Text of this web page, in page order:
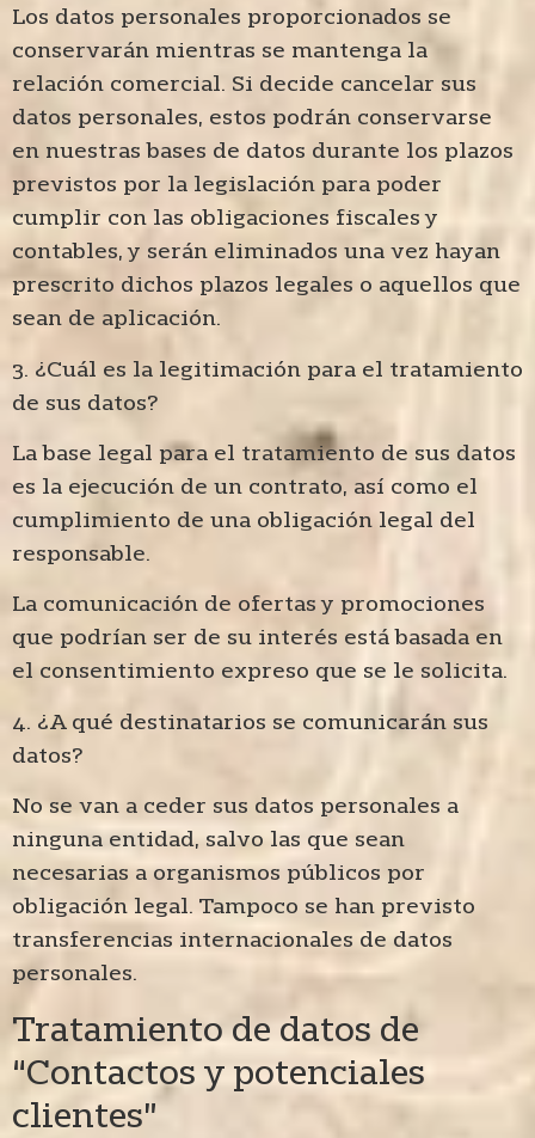
Los datos personales proporcionados se
conservarán mientras se mantenga la
relación comercial. Si decide cancelar sus
datos personales, estos podrán conservarse
en nuestras bases de datos durante los plazos
previstos por la legislación para poder
cumplir con las obligaciones fiscales y
contables, y serán eliminados una vez hayan
prescrito dichos plazos legales o aquellos que
sean de aplicación.
3. ¿Cuál es la legitimación para el tratamiento
de sus datos?
La base legal para el tratamiento de sus datos
es la ejecución de un contrato, así como el
cumplimiento de una obligación legal del
responsable.
La comunicación de ofertas y promociones
que podrían ser de su interés está basada en
el consentimiento expreso que se le solicita.
4. ¿A qué destinatarios se comunicarán sus
datos?
No se van a ceder sus datos personales a
ninguna entidad, salvo las que sean
necesarias a organismos públicos por
obligación legal. Tampoco se han previsto
transferencias internacionales de datos
personales.
Tratamiento de datos de
“Contactos y potenciales
clientes”